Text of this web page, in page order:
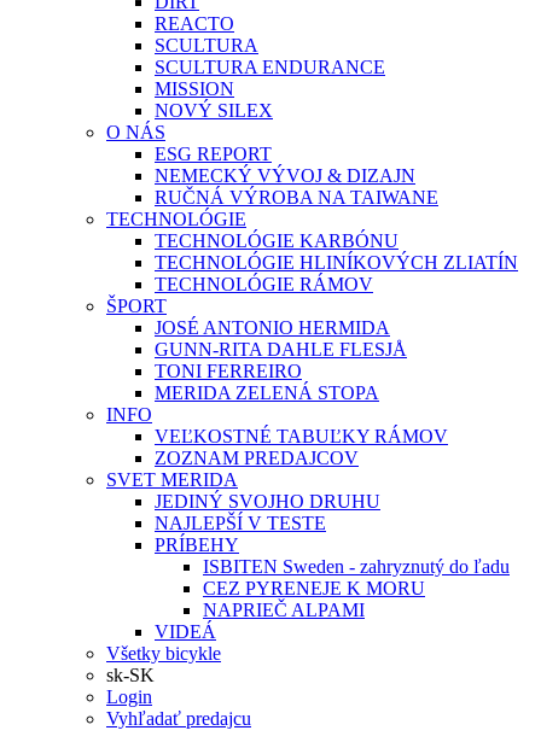
REACTO
SCULTURA
SCULTURA ENDURANCE
MISSION
NOVÝ SILEX
O NÁS
ESG REPORT
NEMECKÝ VÝVOJ & DIZAJN
RUČNÁ VÝROBA NA TAIWANE
TECHNOLÓGIE
TECHNOLÓGIE KARBÓNU
TECHNOLÓGIE HLINÍKOVÝCH ZLIATÍN
TECHNOLÓGIE RÁMOV
ŠPORT
JOSÉ ANTONIO HERMIDA
GUNN-RITA DAHLE FLESJÅ
TONI FERREIRO
MERIDA ZELENÁ STOPA
INFO
VEĽKOSTNÉ TABUĽKY RÁMOV
ZOZNAM PREDAJCOV
SVET MERIDA
JEDINÝ SVOJHO DRUHU
NAJLEPŠÍ V TESTE
PRÍBEHY
ISBITEN Sweden - zahryznutý do ľadu
CEZ PYRENEJE K MORU
NAPRIEČ ALPAMI
VIDEÁ
Všetky bicykle
sk-SK
Login
Vyhľadať predajcu